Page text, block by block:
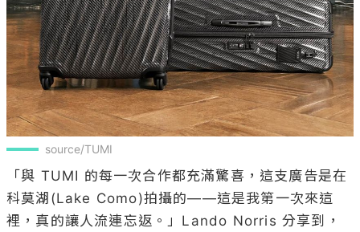
source/TUMI
「與 TUMI 的每一次合作都充滿驚喜，這支廣告是在
科莫湖(Lake Como)拍攝的——這是我第一次來這
裡，真的讓人流連忘返。」Lando Norris 分享到，